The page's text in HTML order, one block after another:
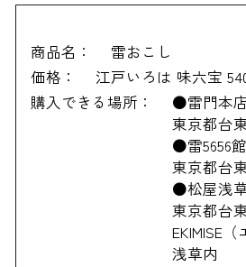
商品名：
雷おこし
価格：
江戸いろは 味六宝
購入できる場所：
●雷門本
東京都台
●雷5656館
東京都台
●松屋浅
東京都台
EKIMISE
浅草内